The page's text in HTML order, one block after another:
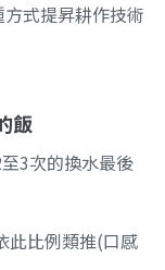
式提昇耕作技術
飯
3次的換水最後
此比例類推(口感